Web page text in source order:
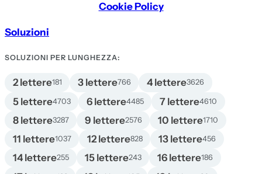
Cookie Policy
Soluzioni
SOLUZIONI PER LUNGHEZZA:
2 lettere181 3 lettere766 4 lettere3626
5 lettere4703 6 lettere4485 7 lettere4610
8 lettere3287 9 lettere2576 10 lettere1710
11 lettere1037 12 lettere828 13 lettere456
14 lettere255 15 lettere243 16 lettere186